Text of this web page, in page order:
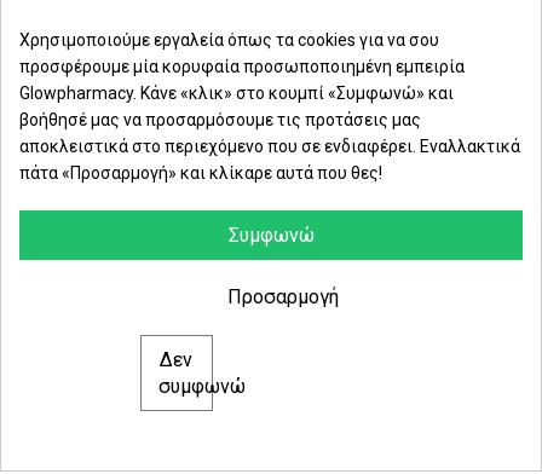
Δευ. - Παρ.: 8:00 - 21:00
Σάββατο: 09:00-15:00
ΕΤΑΙΡΕΙΑ
© 2021 glowpharmacy.gr
Χρησιμοποιούμε εργαλεία όπως τα cookies για να σου
προσφέρουμε μία κορυφαία προσωποποιημένη εμπειρία
Glowpharmacy. Κάνε «κλικ» στο κουμπί «Συμφωνώ» και
βοήθησέ μας να προσαρμόσουμε τις προτάσεις μας
αποκλειστικά στο περιεχόμενο που σε ενδιαφέρει. Εναλλακτικά
πάτα «Προσαρμογή» και κλίκαρε αυτά που θες!
Συμφωνώ
Δεν
συμφωνώ
Προσαρμογή